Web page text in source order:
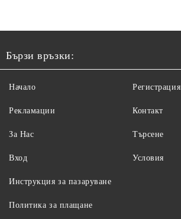
Бързи връзки:
Начало
Рекламации
За Нас
Вход
Регистрация
Контакт
Търсене
Условия
Инструкция за пазаруване
Политика за плащане